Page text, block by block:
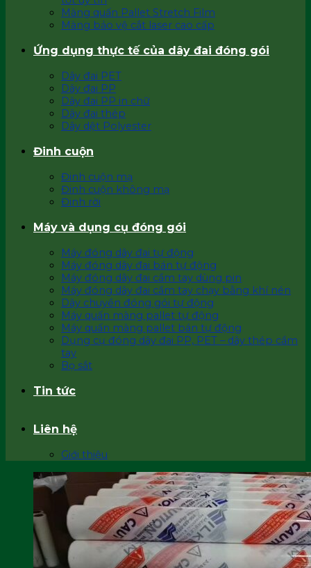
Màng quấn Pallet Stretch Film
Màng bảo vệ cắt laser cao cấp
Ứng dụng thực tế của dây đai đóng gói
Dây đai PET
Dây đai PP
Dây đai PP in chữ
Dây đai thép
Dây dệt Polyester
Đinh cuộn
Đinh cuộn mạ
Đinh cuộn không mạ
Đinh rời
Máy và dụng cụ đóng gói
Máy đóng dây đai tự động
Máy đóng dây đai bán tự động
Máy đóng dây đai cầm tay dùng pin
Máy đóng dây đai cầm tay chạy bằng khí nén
Dây chuyền đóng gói tự động
Máy quấn màng pallet tự động
Máy quấn màng pallet bán tự động
Dụng cụ đóng dây đai PP, PET – dây thép cầm
tay
Bọ sắt
Tin tức
Liên hệ
Giới thiệu